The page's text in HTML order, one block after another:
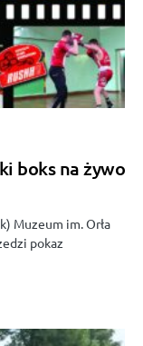
boks na żywo
Muzeum im. Orła
pokaz